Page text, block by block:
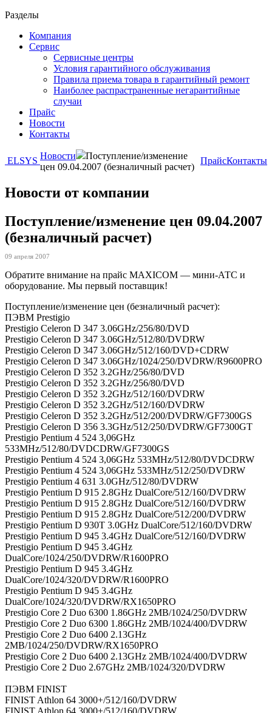
Разделы
Компания
Сервис
Сервисные центры
Условия гарантийного обслуживания
Правила приема товара в гарантийный ремонт
Наиболее распрастраненные негарантийные
случаи
Прайс
Новости
Контакты
ELSYS Новости
Поступление/изменение
цен 09.04.2007 (безналичный расчет)
ПрайсКонтакты
Новости от компании
Поступление/изменение цен 09.04.2007
(безналичный расчет)
09 апреля 2007
Обратите внимание на прайс MAXICOM — мини-АТС и
оборудование. Мы первый поставщик!
Поступление/изменение цен (безналичный расчет):
ПЭВМ Prestigio
Prestigio Celeron D 347 3.06GHz/256/80/DVD
Prestigio Celeron D 347 3.06GHz/512/80/DVDRW
Prestigio Celeron D 347 3.06GHz/512/160/DVD+CDRW
Prestigio Celeron D 347 3.06GHz/1024/250/DVDRW/R9600PRO
Prestigio Celeron D 352 3.2GHz/256/80/DVD
Prestigio Celeron D 352 3.2GHz/256/80/DVD
Prestigio Celeron D 352 3.2GHz/512/160/DVDRW
Prestigio Celeron D 352 3.2GHz/512/160/DVDRW
Prestigio Celeron D 352 3.2GHz/512/200/DVDRW/GF7300GS
Prestigio Celeron D 356 3.3GHz/512/250/DVDRW/GF7300GT
Prestigio Pentium 4 524 3,06GHz
533MHz/512/80/DVDCDRW/GF7300GS
Prestigio Pentium 4 524 3,06GHz 533MHz/512/80/DVDCDRW
Prestigio Pentium 4 524 3,06GHz 533MHz/512/250/DVDRW
Prestigio Pentium 4 631 3.0GHz/512/80/DVDRW
Prestigio Pentium D 915 2.8GHz DualCore/512/160/DVDRW
Prestigio Pentium D 915 2.8GHz DualCore/512/160/DVDRW
Prestigio Pentium D 915 2.8GHz DualCore/512/200/DVDRW
Prestigio Pentium D 930T 3.0GHz DualCore/512/160/DVDRW
Prestigio Pentium D 945 3.4GHz DualCore/512/160/DVDRW
Prestigio Pentium D 945 3.4GHz
DualCore/1024/250/DVDRW/R1600PRO
Prestigio Pentium D 945 3.4GHz
DualCore/1024/320/DVDRW/R1600PRO
Prestigio Pentium D 945 3.4GHz
DualCore/1024/320/DVDRW/RX1650PRO
Prestigio Core 2 Duo 6300 1.86GHz 2MB/1024/250/DVDRW
Prestigio Core 2 Duo 6300 1.86GHz 2MB/1024/400/DVDRW
Prestigio Core 2 Duo 6400 2.13GHz
2MB/1024/250/DVDRW/RX1650PRO
Prestigio Core 2 Duo 6400 2.13GHz 2MB/1024/400/DVDRW
Prestigio Core 2 Duo 2.67GHz 2MB/1024/320/DVDRW
ПЭВМ FINIST
FINIST Athlon 64 3000+/512/160/DVDRW
FINIST Athlon 64 3000+/512/160/DVDRW